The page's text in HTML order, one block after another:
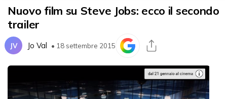
Nuovo film su Steve Jobs: ecco il secondo
trailer
JV Jo Val • 18 settembre 2015